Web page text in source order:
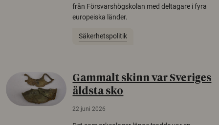
från Försvarshögskolan med deltagare i fyra
europeiska länder.
Säkerhetspolitik
Gammalt skinn var Sveriges
äldsta sko
22 juni 2026